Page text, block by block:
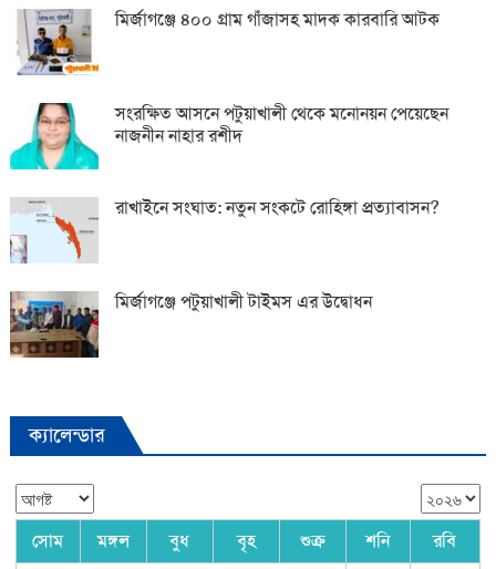
মির্জাগঞ্জে ৪০০ গ্রাম গাঁজাসহ মাদক কারবারি আটক
সংরক্ষিত আসনে পটুয়াখালী থেকে মনোনয়ন পেয়েছেন
নাজনীন নাহার রশীদ
রাখাইনে সংঘাত: নতুন সংকটে রোহিঙ্গা প্রত্যাবাসন?
মির্জাগঞ্জে পটুয়াখালী টাইমস এর উদ্বোধন
ক্যালেন্ডার
সোম মঙ্গল বুধ বৃহ শুক্র শনি রবি